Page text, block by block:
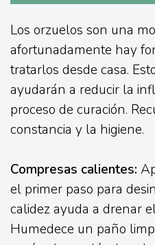
Los orzuelos son una
afortunadamente hay
tratarlos desde casa.
ayudarán a reducir la
proceso de curación.
constancia y la higiene.
Compresas calientes:
el primer paso para
calidez ayuda a drenar
Humedece un paño